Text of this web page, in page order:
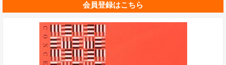
会員登録はこちら